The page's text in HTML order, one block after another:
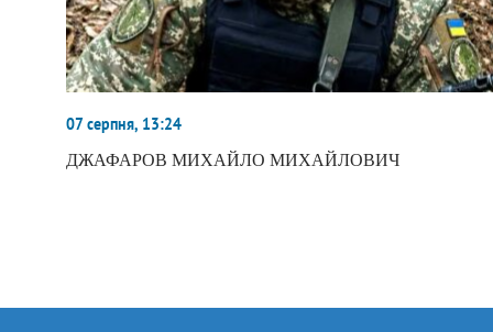
07 серпня, 13:24
ДЖАФАРОВ МИХАЙЛО МИХАЙЛОВИЧ